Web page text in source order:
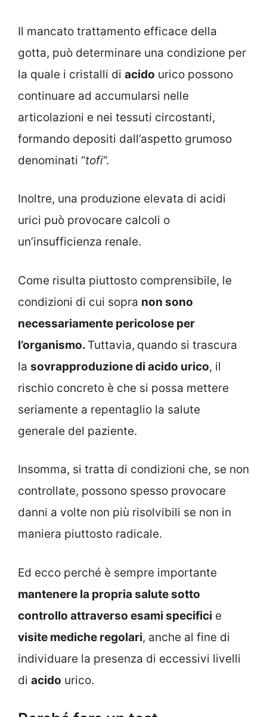
Il mancato trattamento efficace della
gotta, può determinare una condizione per
la quale i cristalli di acido urico possono
continuare ad accumularsi nelle
articolazioni e nei tessuti circostanti,
formando depositi dall’aspetto grumoso
denominati “tofi“.
Inoltre, una produzione elevata di acidi
urici può provocare calcoli o
un’insufficienza renale.
Come risulta piuttosto comprensibile, le
condizioni di cui sopra non sono
necessariamente pericolose per
l’organismo. Tuttavia, quando si trascura
la sovrapproduzione di acido urico, il
rischio concreto è che si possa mettere
seriamente a repentaglio la salute
generale del paziente.
Insomma, si tratta di condizioni che, se non
controllate, possono spesso provocare
danni a volte non più risolvibili se non in
maniera piuttosto radicale.
Ed ecco perché è sempre importante
mantenere la propria salute sotto
controllo attraverso esami specifici e
visite mediche regolari, anche al fine di
individuare la presenza di eccessivi livelli
di acido urico.